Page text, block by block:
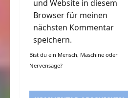
und Website in diesem
Browser für meinen
nächsten Kommentar
speichern.
Bist du ein Mensch, Maschine oder
Nervensäge?